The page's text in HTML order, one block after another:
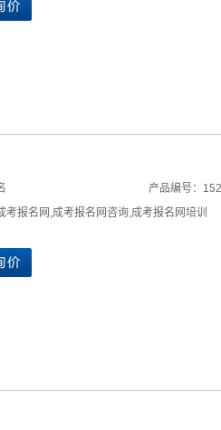
产品编号：
考报名网 ,成考报名网咨询,成考报名网培训